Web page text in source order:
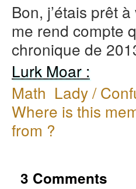
Bon, j’étais prêt
me rend compte
chronique de
Lurk Moar :
Math Lady /
Where is this
from ?
3 Comments